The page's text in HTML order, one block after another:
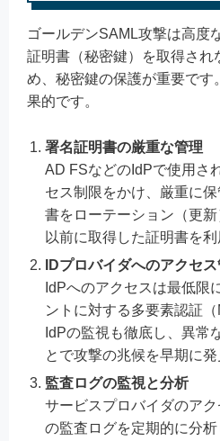
ゴールデンSAML攻撃は高度
証明書（秘密鍵）を取得され
め、秘密鍵の保護が重要です
果的です。
署名証明書の厳重な管理
AD FSなどのIdPで使用さ
セス制限をかけ、厳重に
書をローテーション（更
以前に取得した証明書を利
IDプロバイダへのアクセ
IdPへのアクセスは最低限
ントに対する多要素認証（
IdPの監視も徹底し、異常
とで攻撃の兆候を早期に発
監査ログの監視と分析
サービスプロバイダのア
の監査ログを定期的に分